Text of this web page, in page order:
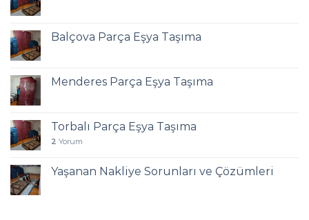
Balçova Parça Eşya Taşıma
Menderes Parça Eşya Taşıma
Torbalı Parça Eşya Taşıma
2 Yorum
Yaşanan Nakliye Sorunları ve Çözümleri